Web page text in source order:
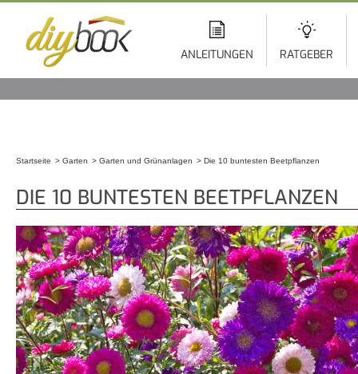
ANLEITUNGEN RATGEBER
Startseite Garten Garten und Grünanlagen Die 10 buntesten Beetpflanzen
DIE 10 BUNTESTEN BEETPFLANZEN